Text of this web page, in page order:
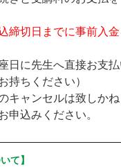
締切日までに事前入金
日に先生へ直接お支
持ちください）
キャンセルは致しか
申込みください。
て】